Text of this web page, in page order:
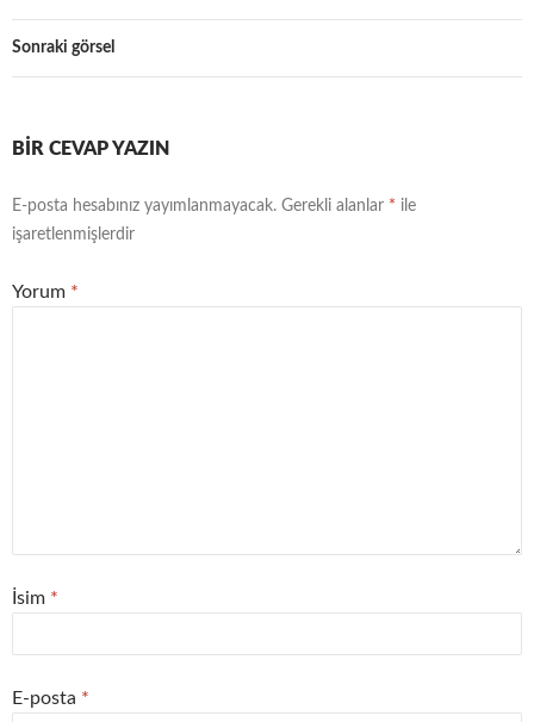
Sonraki görsel
BIR CEVAP YAZIN
E-posta hesabınız yayımlanmayacak. Gerekli alanlar * ile
işaretlenmişlerdir
Yorum *
İsim *
E-posta *